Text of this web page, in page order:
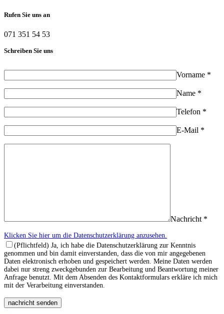
Rufen Sie uns an
071 351 54 53
Schreiben Sie uns
Vorname *
Name *
Telefon *
E-Mail *
Nachricht *
Klicken Sie hier um die Datenschutzerklärung anzusehen.
(Pflichtfeld) Ja, ich habe die Datenschutzerklärung zur Kenntnis
genommen und bin damit einverstanden, dass die von mir angegebenen
Daten elektronisch erhoben und gespeichert werden. Meine Daten werden
dabei nur streng zweckgebunden zur Bearbeitung und Beantwortung meiner
Anfrage benutzt. Mit dem Absenden des Kontaktformulars erkläre ich mich
mit der Verarbeitung einverstanden.